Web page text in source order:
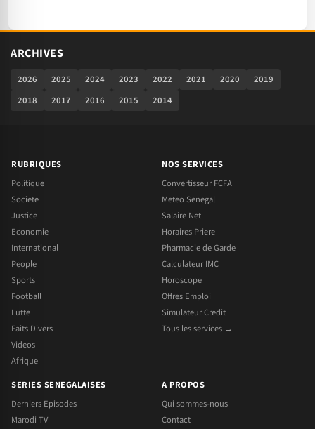
ARCHIVES
2026 2025 2024 2023 2022 2021 2020
2019
2018
2017 2016 2015 2014
RUBRIQUES
Politique
Societe
Justice
Economie
International
People
Sports
Football
Lutte
Faits Divers
Videos
Afrique
NOS SERVICES
Convertisseur FCFA
Meteo Senegal
Salaire Net
Horaires Priere
Pharmacie de Garde
Calculateur IMC
Horoscope
Offres Emploi
Simulateur Credit
Tous les services →
SERIES SENEGALAISES
Derniers Episodes
Marodi TV
A PROPOS
Qui sommes-nous
Contact